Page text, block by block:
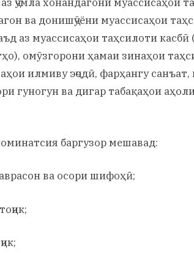
ва донишҷӯёни муассисаҳои
аз муассисаҳои таҳсилоти касбӣ
омӯзгорони ҳамаи зинаҳои
илмиву эҷодӣ, фарҳангу санъат,
гуногун ва дигар табақаҳои
баргузор мешавад:
ва осори шифоҳӣ;